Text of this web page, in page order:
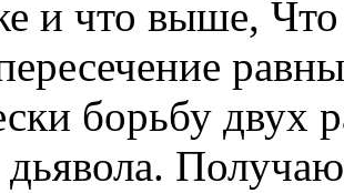
и что выше,
борьбу двух